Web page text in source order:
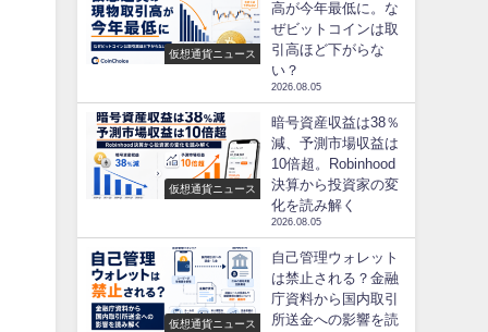
仮想通貨ニュース
高が今年最低に。な
ぜビットコインは取
引高ほど下がらな
い？
2026.08.05
仮想通貨ニュース
暗号資産収益は38％
減、予測市場収益は
10倍超。Robinhood
決算から投資家の変
化を読み解く
2026.08.05
仮想通貨ニュース
自己管理ウォレット
は禁止される？金融
庁資料から国内取引
所送金への影響を読